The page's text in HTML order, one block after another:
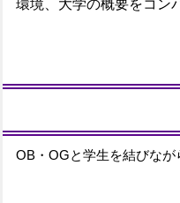
環境、大学の概要をコン
OB・OGと学生を結びな